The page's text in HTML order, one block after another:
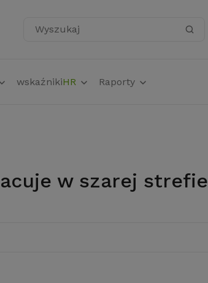
Wyszukaj
wskaźnikiHR Raporty
w szarej strefie